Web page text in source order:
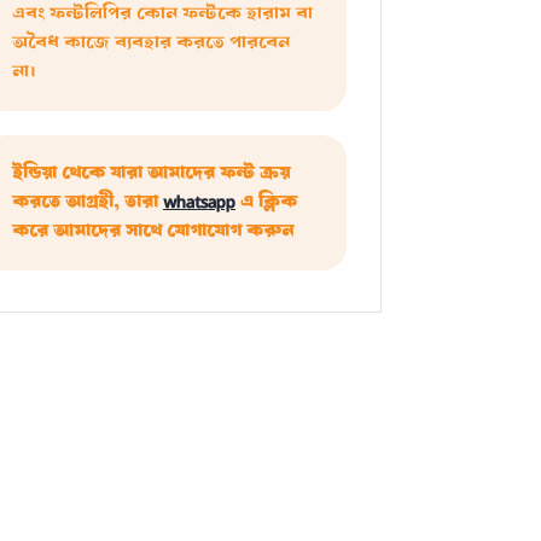
এবং ফন্টলিপির কোন ফন্টকে হারাম বা
অবৈধ কাজে ব্যবহার করতে পারবেন
না।
ইন্ডিয়া থেকে যারা আমাদের ফন্ট ক্রয়
করতে আগ্রহী, তারাwhatsappএ ক্লিক
করে আমাদের সাথে যোগাযোগ করুন